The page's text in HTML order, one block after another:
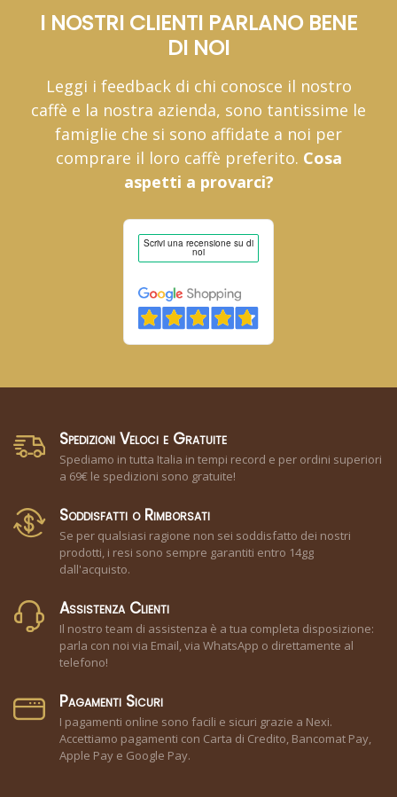
I NOSTRI CLIENTI PARLANO BENE
DI NOI
Leggi i feedback di chi conosce il nostro
caffè e la nostra azienda, sono tantissime le
famiglie che si sono affidate a noi per
comprare il loro caffè preferito. Cosa
aspetti a provarci?
Spedizioni Veloci e Gratuite
Spediamo in tutta Italia in tempi record e per ordini superiori
a 69€ le spedizioni sono gratuite!
Soddisfatti o Rimborsati
Se per qualsiasi ragione non sei soddisfatto dei nostri
prodotti, i resi sono sempre garantiti entro 14gg
dall'acquisto.
Assistenza Clienti
Il nostro team di assistenza è a tua completa disposizione:
parla con noi via Email, via WhatsApp o direttamente al
telefono!
Pagamenti Sicuri
I pagamenti online sono facili e sicuri grazie a Nexi.
Accettiamo pagamenti con Carta di Credito, Bancomat Pay,
Apple Pay e Google Pay.